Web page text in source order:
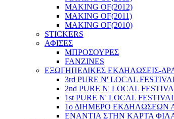
MAKING OF(2012)
MAKING OF(2011)
MAKING OF(2010)
STICKERS
ΑΦΙΣΕΣ
ΜΠΡΟΣΟΥΡΕΣ
FANZINES
ΕΞΩΓΗΠΕΔΙΚΕΣ EΚΔΗΛΩΣΕΙΣ-
3rd PURE N' LOCAL
2nd PURE N' LOCAL
1st PURE N' LOCAL
1ο ΔΙΗΜΕΡΟ ΕΚΔΗΛΩΣΕΩΝ
ΕΝΑΝΤΙΑ ΣΤΗΝ ΚΑΡΤΑ